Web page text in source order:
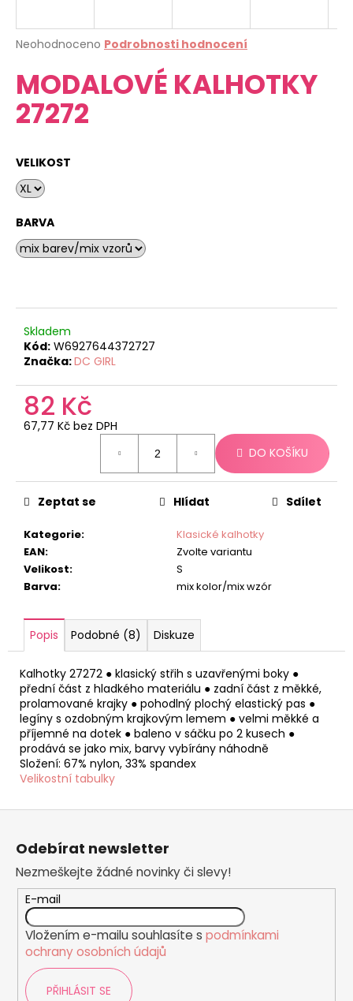
Průměrné
produktu
je
0,0
z
Neohodnoceno Podrobnosti hodnocení
MODALOVÉ KALHOTKY
27272
VELIKOST
BARVA
Skladem
Kód: W6927644372727
Značka:DC GIRL
82 Kč
67,77 Kč bez DPH
DO KOŠÍKU
Kategorie:
Klasické kalhotky
EAN:
Zvolte variantu
Velikost:
S
Barva: mix kolor/mix wzór
Zeptat se Hlídat Sdílet
Popis Podobné (8) Diskuze
Kalhotky 27272 ● klasický střih s uzavřenými boky ●
přední část z hladkého materiálu ● zadní část z měkké,
prolamované krajky ● pohodlný plochý elastický pas ●
legíny s ozdobným krajkovým lemem ● velmi měkké a
příjemné na dotek ● baleno v sáčku po 2 kusech ●
prodává se jako mix, barvy vybírány náhodně
Složení: 67% nylon, 33% spandex
Velikostní tabulky
j
t
?
D
o
u
č
j
m
Z
Odebírat newsletter
Nezmeškejte žádné novinky či slevy!
E-mail
Vložením e-mailu souhlasíte s podmínkami
ochrany osobních údajů
PŘIHLÁSIT SE